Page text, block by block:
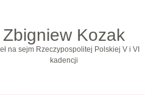
Zbigniew Kozak
na sejm Rzeczypospolitej Polskiej V i VI
kadencji